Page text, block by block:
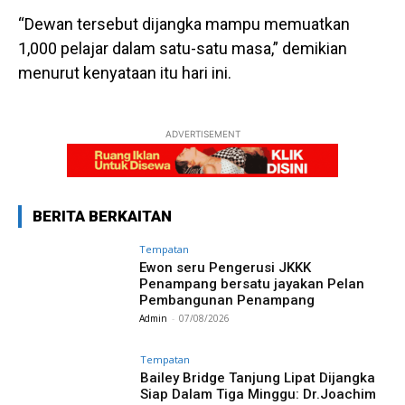
“Dewan tersebut dijangka mampu memuatkan
1,000 pelajar dalam satu-satu masa,” demikian
menurut kenyataan itu hari ini.
ADVERTISEMENT
BERITA BERKAITAN
Tempatan
Ewon seru Pengerusi JKKK
Penampang bersatu jayakan Pelan
Pembangunan Penampang
Admin - 07/08/2026
Tempatan
Bailey Bridge Tanjung Lipat Dijangka
Siap Dalam Tiga Minggu: Dr.Joachim